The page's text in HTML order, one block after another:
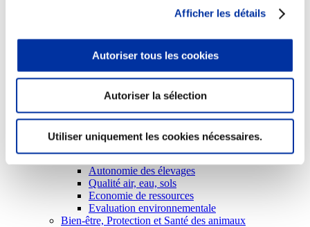
Afficher les détails
Autoriser tous les cookies
Autoriser la sélection
Utiliser uniquement les cookies nécessaires.
Viande et climat
Valorisation de l’herbe
Autonomie des élevages
Qualité air, eau, sols
Economie de ressources
Evaluation environnementale
Bien-être, Protection et Santé des animaux